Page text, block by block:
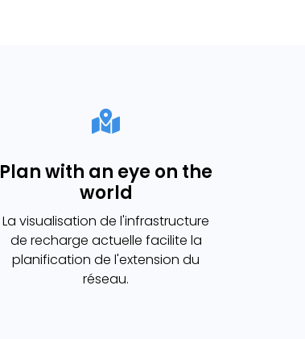
Plan with an eye on the
world
La visualisation de l'infrastructure
de recharge actuelle facilite la
planification de l'extension du
réseau.